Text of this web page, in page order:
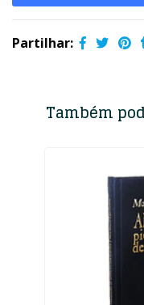
Partilhar:
Também